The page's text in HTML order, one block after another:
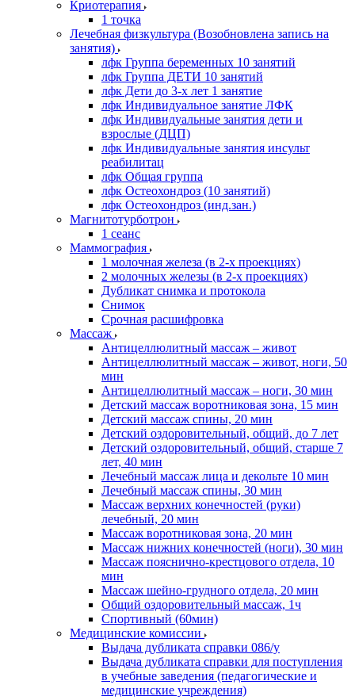
Криотерапия
1 точка
Лечебная физкультура (Возобновлена запись на
занятия)
лфк Группа беременных 10 занятий
лфк Группа ДЕТИ 10 занятий
лфк Дети до 3-х лет 1 занятие
лфк Индивидуальное занятие ЛФК
лфк Индивидуальные занятия дети и
взрослые (ДЦП)
лфк Индивидуальные занятия инсульт
реабилитац
лфк Общая группа
лфк Остеохондроз (10 занятий)
лфк Остеохондроз (инд.зан.)
Магнитотурботрон
1 сеанс
Маммография
1 молочная железа (в 2-х проекциях)
2 молочных железы (в 2-х проекциях)
Дубликат снимка и протокола
Снимок
Срочная расшифровка
Массаж
Антицеллюлитный массаж – живот
Антицеллюлитный массаж – живот, ноги, 50
мин
Антицеллюлитный массаж – ноги, 30 мин
Детский массаж воротниковая зона, 15 мин
Детский массаж спины, 20 мин
Детский оздоровительный, общий, до 7 лет
Детский оздоровительный, общий, старше 7
лет, 40 мин
Лечебный массаж лица и декольте 10 мин
Лечебный массаж спины, 30 мин
Массаж верхних конечностей (руки)
лечебный, 20 мин
Массаж воротниковая зона, 20 мин
Массаж нижних конечностей (ноги), 30 мин
Массаж пояснично-крестцового отдела, 10
мин
Массаж шейно-грудного отдела, 20 мин
Общий оздоровительный массаж, 1ч
Спортивный (60мин)
Медицинские комиссии
Выдача дубликата справки 086/у
Выдача дубликата справки для поступления
в учебные заведения (педагогические и
медицинские учреждения)